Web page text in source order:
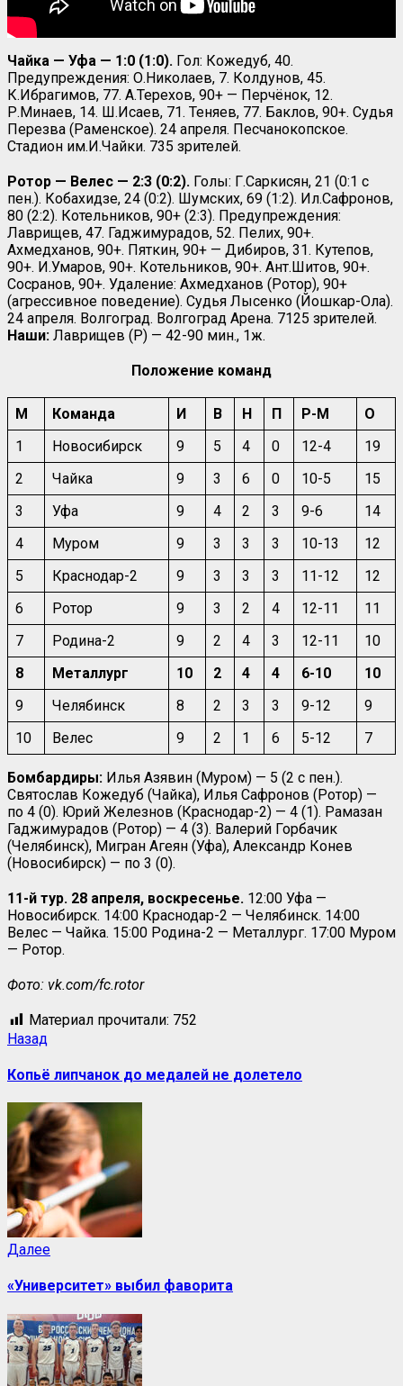
Чайка — Уфа — 1:0 (1:0). Гол: Кожедуб, 40.
Предупреждения: О.Николаев, 7. Колдунов, 45.
К.Ибрагимов, 77. А.Терехов, 90+ — Перчёнок, 12.
Р.Минаев, 14. Ш.Исаев, 71. Теняев, 77. Баклов, 90+. Судья
Перезва (Раменское). 24 апреля. Песчанокопское.
Стадион им.И.Чайки. 735 зрителей.
Ротор — Велес — 2:3 (0:2). Голы: Г.Саркисян, 21 (0:1 с
пен.). Кобахидзе, 24 (0:2). Шумских, 69 (1:2). Ил.Сафронов,
80 (2:2). Котельников, 90+ (2:3). Предупреждения:
Лаврищев, 47. Гаджимурадов, 52. Пелих, 90+.
Ахмедханов, 90+. Пяткин, 90+ — Дибиров, 31. Кутепов,
90+. И.Умаров, 90+. Котельников, 90+. Ант.Шитов, 90+.
Сосранов, 90+. Удаление: Ахмедханов (Ротор), 90+
(агрессивное поведение). Судья Лысенко (Йошкар-Ола).
24 апреля. Волгоград. Волгоград Арена. 7125 зрителей.
Наши: Лаврищев (Р) — 42-90 мин., 1ж.
Положение команд
М Команда И В Н П Р-М
О
1
Новосибирск 9 5 4 0 12-4
19
2
Чайка 9 3 6 0 10-5
15
3
Уфа 9 4 2 3 9-6
14
4
Муром 9 3 3 3 10-13
12
5
Краснодар-2 9 3 3 3 11-12
12
6
Ротор 9 3 2 4 12-11
11
7
Родина-2 9 2 4 3 12-11
10
8
Металлург 10 2 4 4 6-10
10
9
Челябинск 8 2 3 3 9-12
9
10
Велес 9 2 1 6 5-12 7
Бомбардиры: Илья Азявин (Муром) — 5 (2 с пен.).
Святослав Кожедуб (Чайка), Илья Сафронов (Ротор) —
по 4 (0). Юрий Железнов (Краснодар-2) — 4 (1). Рамазан
Гаджимурадов (Ротор) — 4 (3). Валерий Горбачик
(Челябинск), Мигран Агеян (Уфа), Александр Конев
(Новосибирск) — по 3 (0).
11-й тур. 28 апреля, воскресенье. 12:00 Уфа —
Новосибирск. 14:00 Краснодар-2 — Челябинск. 14:00
Велес — Чайка. 15:00 Родина-2 — Металлург. 17:00 Муром
— Ротор.
Фото: vk.com/fc.rotor
Материал прочитали: 752
Назад
Копьё липчанок до медалей не долетело
Далее
«Университет» выбил фаворита